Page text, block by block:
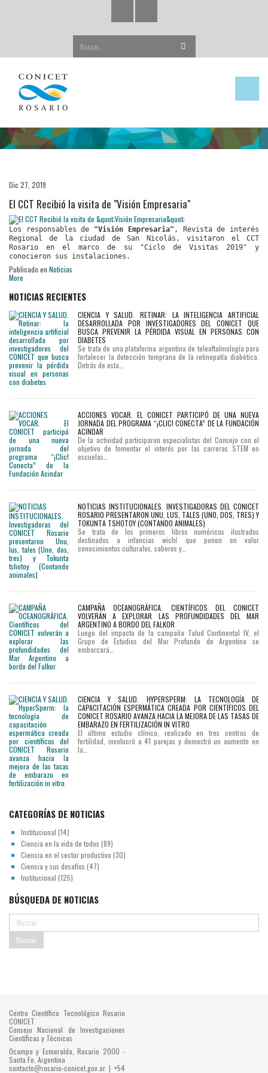
Dic 27, 2019
El CCT Recibió la visita de "Visión Empresaria"
Los responsables de "Visión Empresaria" , Revista de interés
Regional de la ciudad de San Nicolás, visitaron el CCT
Rosario en el marco de su "Ciclo de Visitas 2019" y
conocieron sus instalaciones.
Publicado en Noticias
More
NOTICIAS RECIENTES
CIENCIA Y SALUD. RETINAR: LA INTELIGENCIA ARTIFICIAL
DESARROLLADA POR INVESTIGADORES DEL CONICET QUE
BUSCA PREVENIR LA PÉRDIDA VISUAL EN PERSONAS CON
DIABETES
Se trata de una plataforma argentina de teleoftalmología para
fortalecer la detección temprana de la retinopatía diabética.
Detrás de esta…
ACCIONES VOCAR. EL CONICET PARTICIPÓ DE UNA NUEVA
JORNADA DEL PROGRAMA “¡CLIC! CONECTA” DE LA FUNDACIÓN
ACINDAR
De la actividad participaron especialistas del Consejo con el
objetivo de fomentar el interés por las carreras STEM en
escuelas…
NOTICIAS INSTITUCIONALES. INVESTIGADORAS DEL CONICET
ROSARIO PRESENTARON UNU, LUS, TALES (UNO, DOS, TRES) Y
TOKUNTA TSHOTOY (CONTANDO ANIMALES)
Se trata de los primeros libros numéricos ilustrados
destinados a infancias wichí que ponen en valor
conocimientos culturales, saberes y…
CAMPAÑA OCEANOGRÁFICA. CIENTÍFICOS DEL CONICET
VOLVERÁN A EXPLORAR LAS PROFUNDIDADES DEL MAR
ARGENTINO A BORDO DEL FALKOR
Luego del impacto de la campaña Talud Continental IV, el
Grupo de Estudios del Mar Profundo de Argentina se
embarcará…
CIENCIA Y SALUD. HYPERSPERM: LA TECNOLOGÍA DE
CAPACITACIÓN ESPERMÁTICA CREADA POR CIENTÍFICOS DEL
CONICET ROSARIO AVANZA HACIA LA MEJORA DE LAS TASAS DE
EMBARAZO EN FERTILIZACIÓN IN VITRO
El último estudio clínico, realizado en tres centros de
fertilidad, involucró a 41 parejas y demostró un aumento en
la…
CATEGORÍAS DE NOTICIAS
Institucional (14)
Ciencia en la vida de todos (89)
Ciencia en el sector productivo (30)
Ciencia y sus desafíos (47)
Institucional (125)
BÚSQUEDA DE NOTICIAS
Centro Científico Tecnológico Rosario
CONICET
Consejo Nacional de Investigaciones
Científicas y Técnicas
Ocampo y Esmeralda, Rosario 2000 -
Santa Fe, Argentina
contacto@rosario-conicet.gov.ar | +54